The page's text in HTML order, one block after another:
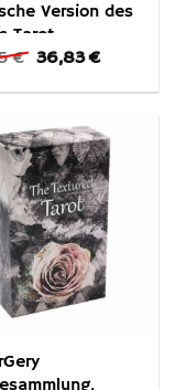
Version des
Tarot
Board
€ Ursprünglicher
Preis
war:
36,83€
ist: